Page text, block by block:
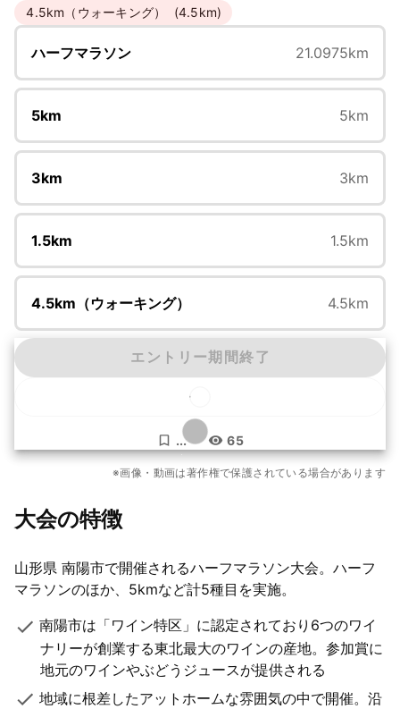
4.5km（ウォーキング）
(4.5km)
ハーフマラソン 21.0975km
5km 5km
3km 3km
1.5km 1.5km
4.5km（ウォーキング） 4.5km
エントリー期間終了
... 65
もっと見る
9枚
※画像・動画は著作権で保護されている場合があります
大会の特徴
山形県 南陽市で開催されるハーフマラソン大会。ハーフ
マラソンのほか、5kmなど計5種目を実施。
南陽市は「ワイン特区」に認定されており6つのワイ
ナリーが創業する東北最大のワインの産地。参加賞に
地元のワインやぶどうジュースが提供される
地域に根差したアットホームな雰囲気の中で開催。沿